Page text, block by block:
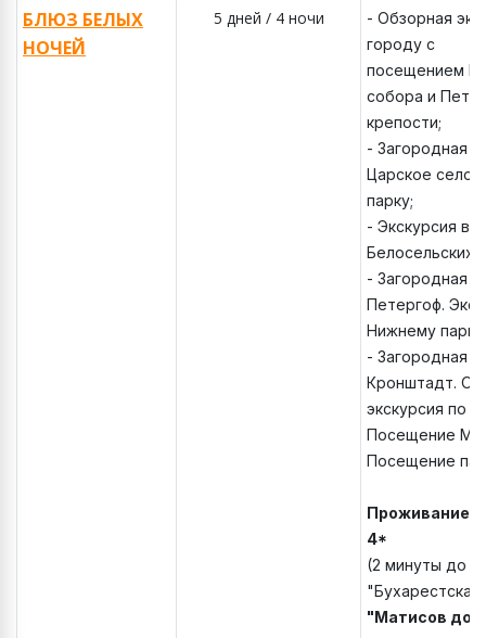
БЛЮЗ БЕЛЫХ
НОЧЕЙ
5 дней / 4 ночи
- Обзорная
городу с
посещением
собора и
крепости;
- Загородная
Царское село.
парку;
- Экскурсия
Белосельских
- Загородная
Петергоф.
Нижнему парку;
- Загородная
Кронштадт.
экскурсия по
Посещение
Посещение
Проживание
4*
(2 минуты до
"Матисов